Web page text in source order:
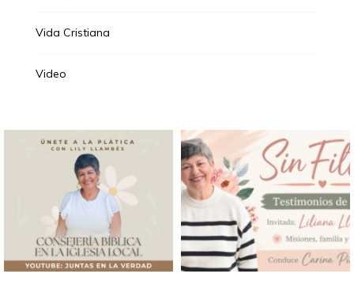
Vida Cristiana
Video